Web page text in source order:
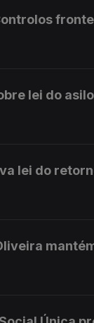
lei do
lei do